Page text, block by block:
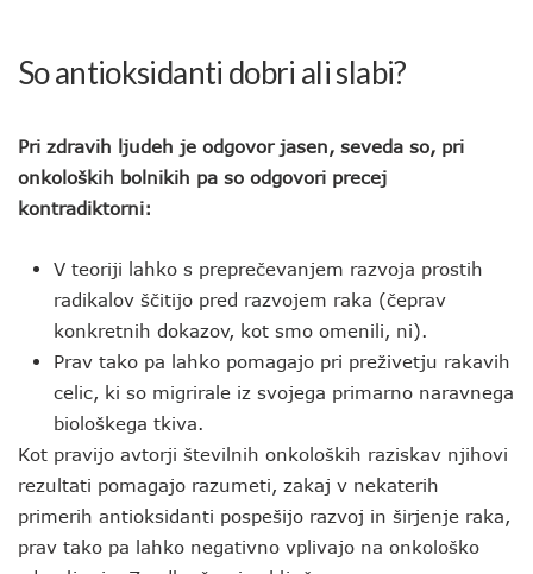
So antioksidanti dobri ali slabi?
Pri zdravih ljudeh je odgovor jasen, seveda so, pri
onkoloških bolnikih pa so odgovori precej
kontradiktorni:
V teoriji lahko s preprečevanjem razvoja prostih
radikalov ščitijo pred razvojem raka (čeprav
konkretnih dokazov, kot smo omenili, ni).
Prav tako pa lahko pomagajo pri preživetju rakavih
celic, ki so migrirale iz svojega primarno naravnega
biološkega tkiva.
Kot pravijo avtorji številnih onkoloških raziskav njihovi
rezultati pomagajo razumeti, zakaj v nekaterih
primerih antioksidanti pospešijo razvoj in širjenje raka,
prav tako pa lahko negativno vplivajo na onkološko